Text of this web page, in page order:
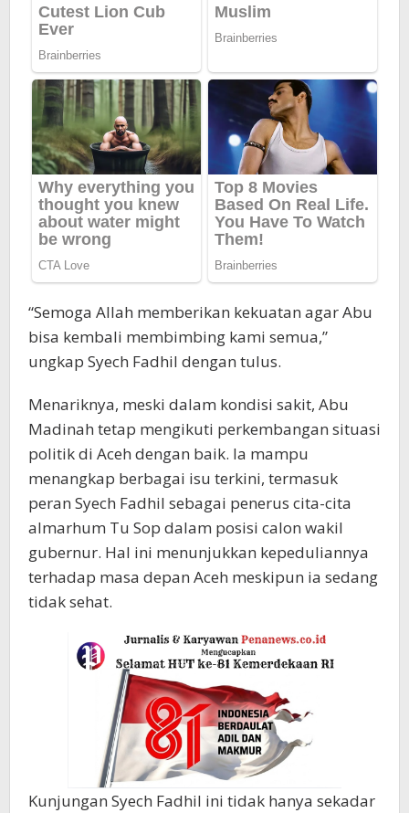
“Semoga Allah memberikan kekuatan agar Abu
bisa kembali membimbing kami semua,”
ungkap Syech Fadhil dengan tulus.
Menariknya, meski dalam kondisi sakit, Abu
Madinah tetap mengikuti perkembangan situasi
politik di Aceh dengan baik. Ia mampu
menangkap berbagai isu terkini, termasuk
peran Syech Fadhil sebagai penerus cita-cita
almarhum Tu Sop dalam posisi calon wakil
gubernur. Hal ini menunjukkan kepeduliannya
terhadap masa depan Aceh meskipun ia sedang
tidak sehat.
Kunjungan Syech Fadhil ini tidak hanya sekadar